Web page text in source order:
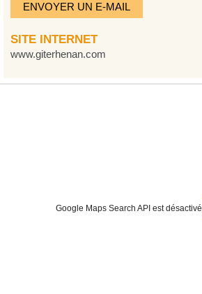
ENVOYER UN E-MAIL
SITE INTERNET
www.giterhenan.com
Google Maps Search API est désactivé.